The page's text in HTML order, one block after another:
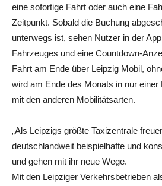
eine sofortige Fahrt oder auch eine
Zeitpunkt. Sobald die Buchung
unterwegs ist, sehen Nutzer in der
Fahrzeuges und eine Countdown-
Fahrt am Ende über Leipzig Mobil,
wird am Ende des Monats in nur
mit den anderen Mobilitätsarten.
„Als Leipzigs größte Taxizentrale
deutschlandweit beispielhafte und
und gehen mit ihr neue Wege.
Mit den Leipziger Verkehrsbetrieben